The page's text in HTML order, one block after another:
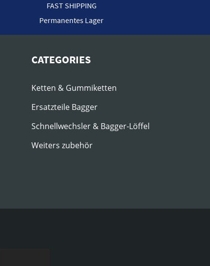
FAST SHIPPING
Permanentes Lager
CATEGORIES
Ketten & Gummiketten
Ersatzteile Bagger
Schnellwechsler & Bagger-Löffel
Weiters zubehör